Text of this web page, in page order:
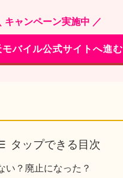
キャンペーン実施中 ／
モバイル公式サイトへ進む
タップできる目次
い？廃止になった？